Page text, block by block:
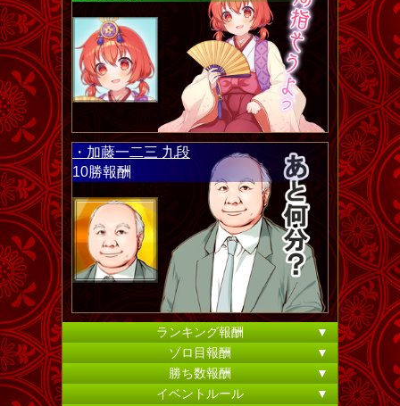
・加藤一二三 九段
10勝報酬
ランキング報酬
▼
ゾロ目報酬
▼
勝ち数報酬
▼
イベントルール
▼